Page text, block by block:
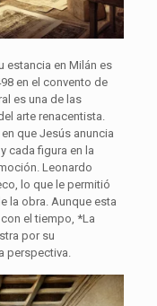
estancia en Milán es
en el convento de
es una de las
arte renacentista.
que Jesús anuncia
cada figura en la
Leonardo
lo que le permitió
la obra. Aunque esta
el tiempo, *La
por su
perspectiva.